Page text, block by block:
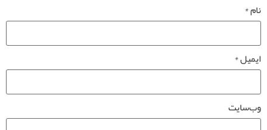
نام*
ایمیل*
وب‌سایت